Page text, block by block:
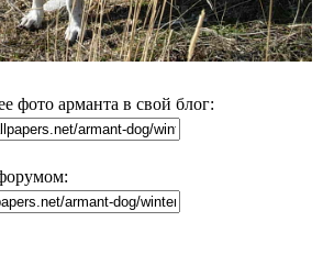
фото арманта в свой блог: